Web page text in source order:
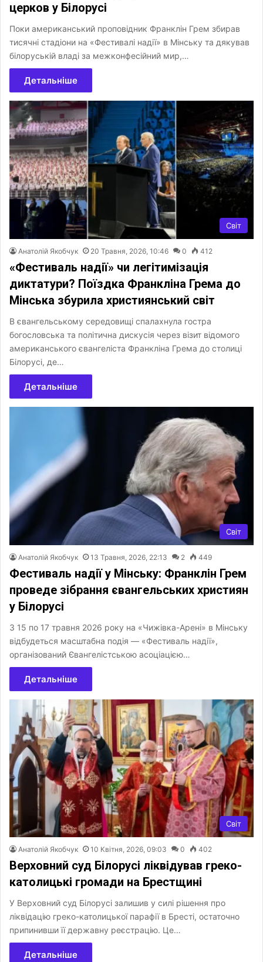
церков у Білорусі
Поки американський проповідник Франклін Грем збирав
тисячні стадіони на «Фестивалі надії» в Мінську та дякував
білоруській владі за межконфесійний мир,…
Детальніше
Світ
Анатолій Якобчук 20 Травня, 2026, 10:46 0 412
«Фестиваль надії» чи легітимізація
диктатури? Поїздка Франкліна Грема до
Мінська збурила християнський світ
В євангельському середовищі спалахнула гостра
богословська та політична дискусія через візит відомого
американського євангеліста Франкліна Грема до столиці
Білорусі, де…
Детальніше
Світ
Анатолій Якобчук 13 Травня, 2026, 22:13 2 449
Фестиваль надії у Мінську: Франклін Грем
проведе зібрання євангельських християн
у Білорусі
З 15 по 17 травня 2026 року на «Чижівка-Арені» в Мінську
відбудеться масштабна подія — «Фестиваль надії»,
організований Євангелістською асоціацією…
Детальніше
Світ
Анатолій Якобчук 10 Квітня, 2026, 09:03 0 402
Верховний суд Білорусі ліквідував греко-
католицькі громади на Брестщині
У Верховний суд Білорусі залишив у силі рішення про
ліквідацію греко-католицької парафії в Бресті, остаточно
припинивши її державну реєстрацію. Це…
Детальніше